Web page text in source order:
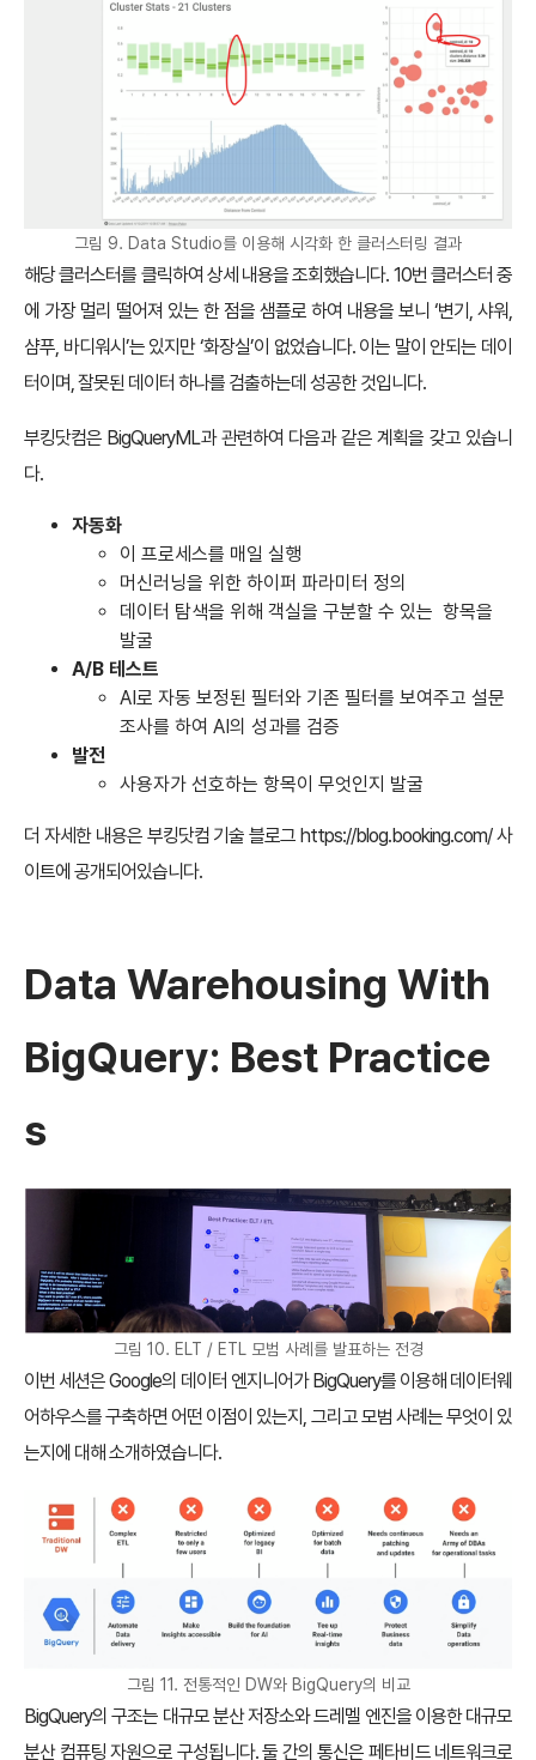
그림 9. Data Studio를 이용해 시각화 한 클러스터링 결과
해당 클러스터를 클릭하여 상세 내용을 조회했습니다. 10번 클러스터 중
에 가장 멀리 떨어져 있는 한 점을 샘플로 하여 내용을 보니 ‘변기, 샤워,
샴푸, 바디워시’는 있지만 ‘화장실’이 없었습니다. 이는 말이 안되는 데이
터이며, 잘못된 데이터 하나를 검출하는데 성공한 것입니다.
부킹닷컴은 BigQueryML과 관련하여 다음과 같은 계획을 갖고 있습니
다.
자동화
이 프로세스를 매일 실행
머신러닝을 위한 하이퍼 파라미터 정의
데이터 탐색을 위해 객실을 구분할 수 있는 항목을
발굴
A/B 테스트
AI로 자동 보정된 필터와 기존 필터를 보여주고 설문
조사를 하여 AI의 성과를 검증
발전
사용자가 선호하는 항목이 무엇인지 발굴
더 자세한 내용은 부킹닷컴 기술 블로그 https://blog.booking.com/사
이트에 공개되어있습니다.
Data Warehousing With
BigQuery: Best Practice
s
그림 10. ELT / ETL 모범 사례를 발표하는 전경
이번 세션은 Google의 데이터 엔지니어가 BigQuery를 이용해 데이터웨
어하우스를 구축하면 어떤 이점이 있는지, 그리고 모범 사례는 무엇이 있
는지에 대해 소개하였습니다.
그림 11. 전통적인 DW와 BigQuery의 비교
BigQuery의 구조는 대규모 분산 저장소와 드레멜 엔진을 이용한 대규모
분산 컴퓨팅 자원으로 구성됩니다. 둘 간의 통신은 페타비드 네트워크로